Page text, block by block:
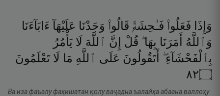
وَإِذَا فَعَلُوا۟ فَـٰحِشَةًۭ قَالُوا۟ وَجَدْنَا عَلَيْهَآ ءَابَآءَنَا
وَٱللَّهُ
أَمَرَنَا بِهَا ۗ قُلْ إِنَّ ٱللَّهَ لَا يَأْمُرُ
بِٱلْفَحْشَآءِ ۖ أَتَقُولُونَ عَلَى ٱللَّهِ مَا لَا تَعْلَمُونَ
۝٢٨
Ва иза фаъалу фаҳишатан қолу ваҷадна ъалайҳа абаана валлоҳу